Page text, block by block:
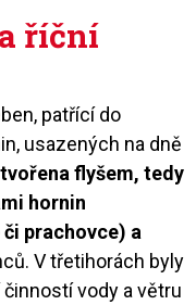
říční
patřící do
usazených na dně
flyšem, tedy
hornin
prachovce) a
V třetihorách byly
vody a větru